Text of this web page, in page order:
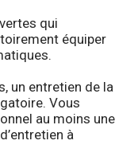
qui
équiper
un entretien de la
Vous
au moins une
à